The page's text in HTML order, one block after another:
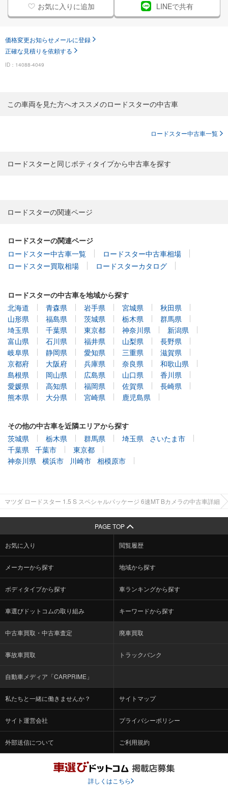
お気に入りに追加 LINEで共有
価格変更お知らせメールに登録
正確な見積りを依頼する
ID：14088-4049
この車両を見た方へオススメのロードスターの中古車
ロードスター中古車一覧
ロードスターと同じボティタイプから中古車を探す
ロードスターの関連ページ
ロードスターの関連ページ
ロードスター中古車一覧
ロードスター中古車相場
ロードスター買取相場
ロードスターカタログ
ロードスターの中古車を地域から探す
北海道
青森県 岩手県 宮城県
秋田県
山形県
福島県 茨城県 栃木県
群馬県
埼玉県
千葉県 東京都 神奈川県
新潟県
富山県
石川県 福井県 山梨県
長野県
岐阜県
静岡県 愛知県 三重県
滋賀県
京都府
大阪府 兵庫県 奈良県
和歌山県
島根県
岡山県 広島県 山口県
香川県
愛媛県
高知県 福岡県 佐賀県
長崎県
熊本県
大分県 宮崎県 鹿児島県
その他の中古車を近隣エリアから探す
茨城県
栃木県 群馬県 埼玉県
さいたま市
千葉県
千葉市
東京都
神奈川県
横浜市 川崎市 相模原市
マツダ ロードスター 1.5 S スペシャルパッケージ 6速MT Bカメラの中古車詳細
PAGE TOP
お気に入り 閲覧履歴
メーカーから探す 地域から探す
ボディタイプから探す 車ランキングから探す
車選びドットコムの取り組み キーワードから探す
中古車買取・中古車査定 廃車買取
事故車買取 トラックバンク
自動車メディア「CARPRIME」
私たちと一緒に働きませんか？ サイトマップ
サイト運営会社 プライバシーポリシー
外部送信について ご利用規約
詳しくはこちら